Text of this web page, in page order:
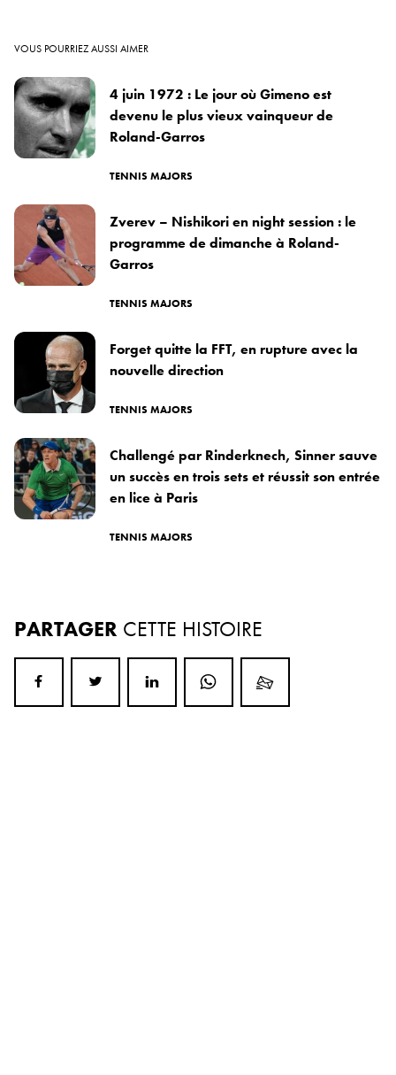
VOUS POURRIEZ AUSSI AIMER
4 juin 1972 : Le jour où Gimeno est
devenu le plus vieux vainqueur de
Roland-Garros
TENNIS MAJORS
Zverev – Nishikori en night session : le
programme de dimanche à Roland-
Garros
TENNIS MAJORS
Forget quitte la FFT, en rupture avec la
nouvelle direction
TENNIS MAJORS
Challengé par Rinderknech, Sinner sauve
un succès en trois sets et réussit son entrée
en lice à Paris
TENNIS MAJORS
PARTAGER CETTE HISTOIRE